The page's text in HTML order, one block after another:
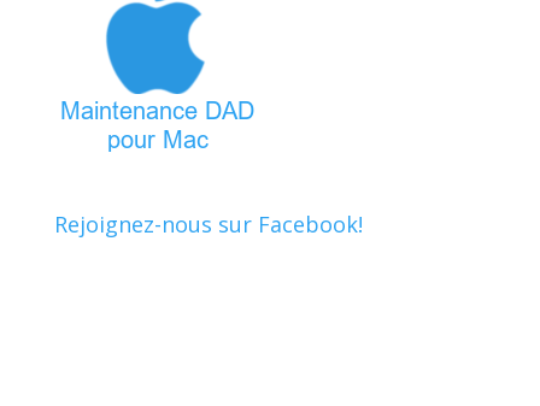
Rejoignez-nous sur Facebook!